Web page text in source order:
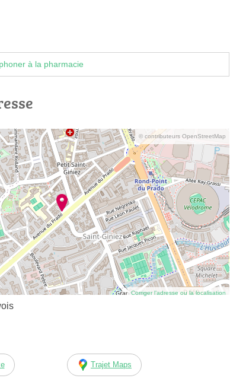
à la pharmacie
© contributeurs OpenStreetMap
Corriger l’adresse ou la localisation
Trajet Maps